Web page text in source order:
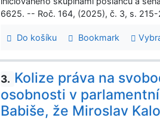
6625. -- Roč. 164, (2025), č. 3, s. 215-
Do košíku Bookmark
3. Kolize práva na
osobnosti v
Babiše, že Miroslav